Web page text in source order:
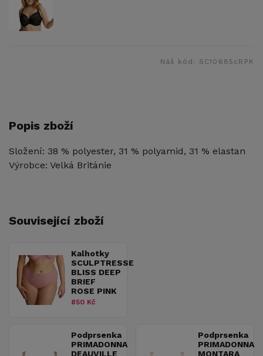
Náš kód: SC10685cRPK
Popis zboží
Složení: 38 % polyester, 31 % polyamid, 31 % elastan
Výrobce: Velká Británie
Související zboží
Kalhotky
SCULPTRESSE
BLISS DEEP
BRIEF
ROSE PINK
850 Kč
Podprsenka
PRIMADONNA
DEAUVILLE
Podprsenka
PRIMADONNA
MONTARA